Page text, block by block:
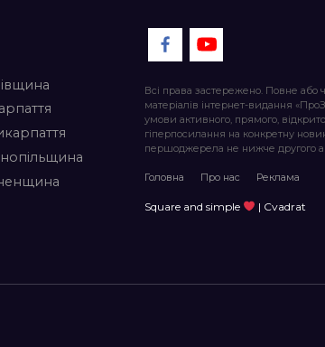
Всі права застережено. Повне або
матеріалів інтернет-видання
умови активного, прямого,
гіперпосилання на конкретну
першоджерела не нижче другого
Головна Про нас Реклама
Square and simple | Cvadrat